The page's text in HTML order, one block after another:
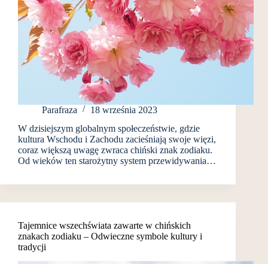
Parafraza
18 września 2023
W dzisiejszym globalnym społeczeństwie, gdzie
kultura Wschodu i Zachodu zacieśniają swoje więzi,
coraz większą uwagę zwraca chiński znak zodiaku.
Od wieków ten starożytny system przewidywania…
Tajemnice wszechświata zawarte w chińskich
znakach zodiaku – Odwieczne symbole kultury i
tradycji